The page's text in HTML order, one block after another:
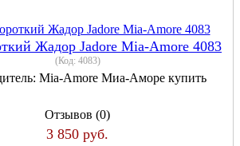
Жадор Jadore Mia-Amore 4083
(Код: 4083)
Mia-Amore Миа-Аморе купить
Отзывов (0)
3 850 руб.